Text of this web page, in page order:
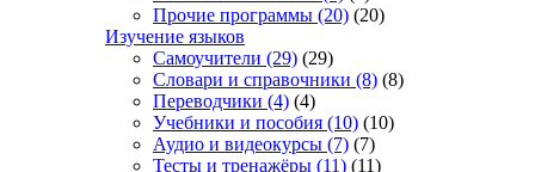
Прочие программы (20) (20)
Изучение языков
Самоучители (29) (29)
Словари и справочники (8) (8)
Переводчики (4) (4)
Учебники и пособия (10) (10)
Аудио и видеокурсы (7) (7)
Тесты и тренажёры (11) (11)